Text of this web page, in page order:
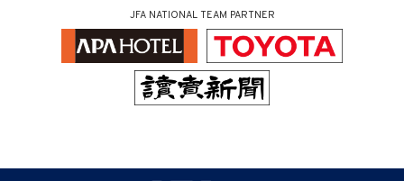
JFA NATIONAL TEAM PARTNER